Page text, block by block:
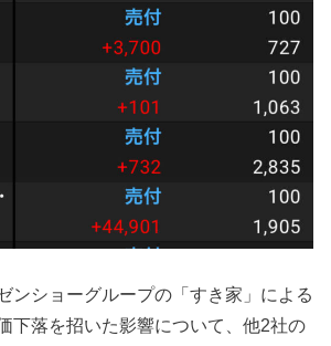
ンショーグループの「すき家」による
下落を招いた影響について、他2社の